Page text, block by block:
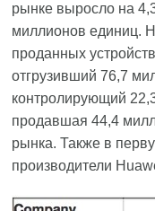
рынке выросло на
миллионов единиц.
проданных
отгрузивший 76,7
контролирующий
продавшая 44,4
рынка. Также в
производители